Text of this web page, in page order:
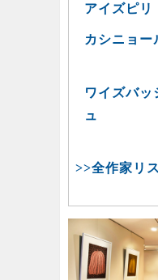
アイズピリ
カシニョー
ワイズバッ
ュ
>>全作家リ